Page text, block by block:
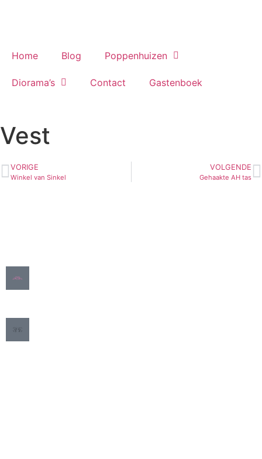
Home Blog Poppenhuizen
Diorama’s Contact Gastenboek
Vest
VORIGE
Winkel van Sinkel
VOLGENDE
Gehaakte AH tas